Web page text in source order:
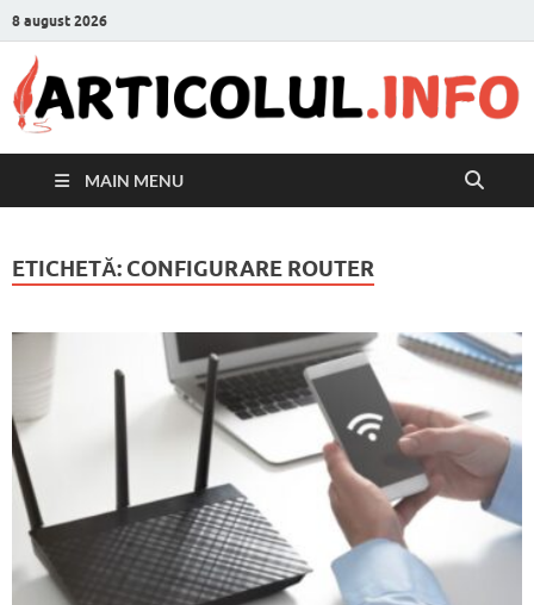
8 august 2026
MAIN MENU
ETICHETĂ: CONFIGURARE ROUTER